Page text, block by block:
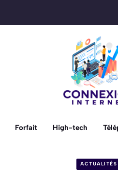
Forfait High-tech
ACTUALITÉS